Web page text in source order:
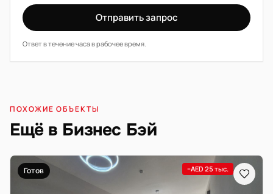
Отправить запрос
Ответ в течение часа в рабочее время.
ПОХОЖИЕ ОБЪЕКТЫ
Ещё в Бизнес Бэй
Готов −AED 25 тыс.